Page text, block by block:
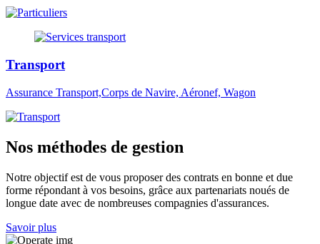
Transport
Assurance Transport,Corps de Navire, Aéronef, Wagon
Nos méthodes de gestion
Notre objectif est de vous proposer des contrats en bonne et due
forme répondant à vos besoins, grâce aux partenariats noués de
longue date avec de nombreuses compagnies d'assurances.
Savoir plus